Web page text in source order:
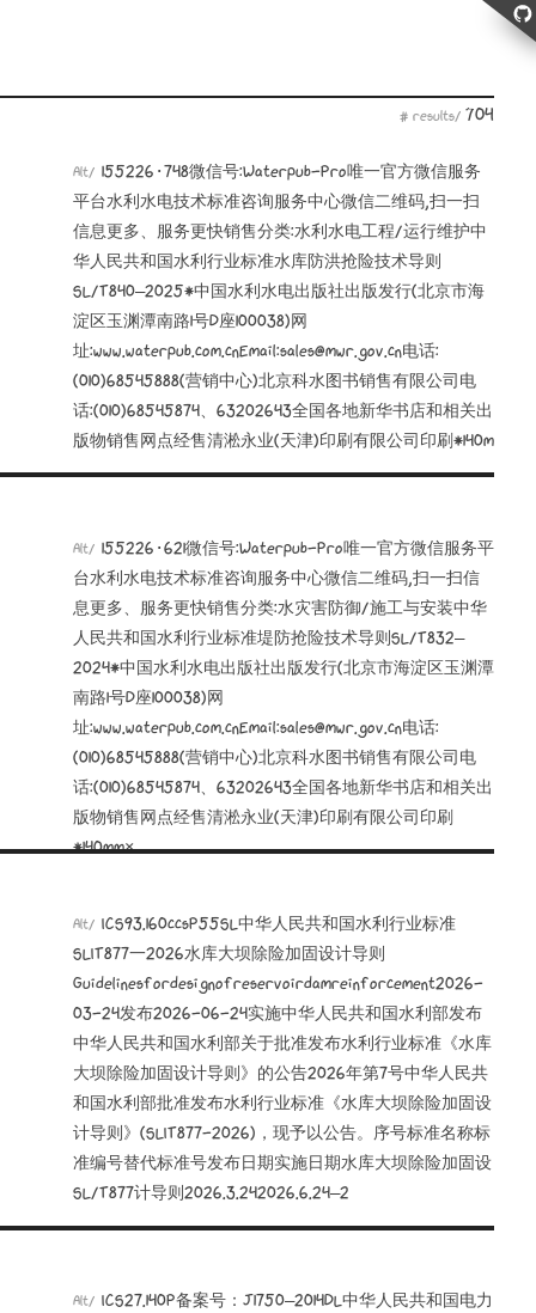
# results/ 704
Alt/ 155226·748微信号:Waterpub-Pro唯一官方微信服务
平台水利水电技术标准咨询服务中心微信二维码,扫一扫
信息更多、服务更快销售分类:水利水电工程/运行维护中
华人民共和国水利行业标准水库防洪抢险技术导则
SL/T840—2025*中国水利水电出版社出版发行(北京市海
淀区玉渊潭南路1号D座100038)网
址:www.waterpub.com.cnEmail:sales@mwr.gov.cn电话:
(010)68545888(营销中心)北京科水图书销售有限公司电
话:(010)68545874、63202643全国各地新华书店和相关出
版物销售网点经售清淞永业(天津)印刷有限公司印刷*140m
Alt/ 155226·621微信号:Waterpub-Pro唯一官方微信服务平
台水利水电技术标准咨询服务中心微信二维码,扫一扫信
息更多、服务更快销售分类:水灾害防御/施工与安装中华
人民共和国水利行业标准堤防抢险技术导则SL/T832—
2024*中国水利水电出版社出版发行(北京市海淀区玉渊潭
南路1号D座100038)网
址:www.waterpub.com.cnEmail:sales@mwr.gov.cn电话:
(010)68545888(营销中心)北京科水图书销售有限公司电
话:(010)68545874、63202643全国各地新华书店和相关出
版物销售网点经售清淞永业(天津)印刷有限公司印刷
*140mm×
Alt/ ICS93.160ccsP55SL中华人民共和国水利行业标准
SLIT877一2026水库大坝除险加固设计导则
Guidelinesfordesignofreservoirdamreinforcement2026-
03-24发布2026-06-24实施中华人民共和国水利部发布
中华人民共和国水利部关于批准发布水利行业标准《水库
大坝除险加固设计导则》的公告2026年第7号中华人民共
和国水利部批准发布水利行业标准《水库大坝除险加固设
计导则》(SLIT877-2026)，现予以公告。序号标准名称标
准编号替代标准号发布日期实施日期水库大坝除险加固设
SL/T877计导则2026.3.242026.6.24—2
Alt/ ICS27.140P备案号：J1750—2014DL中华人民共和国电力